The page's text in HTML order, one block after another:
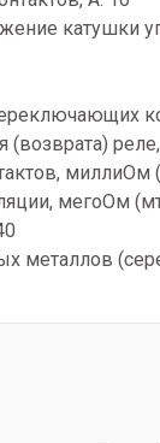
катушки
(возврата)
мегоОм
металлов